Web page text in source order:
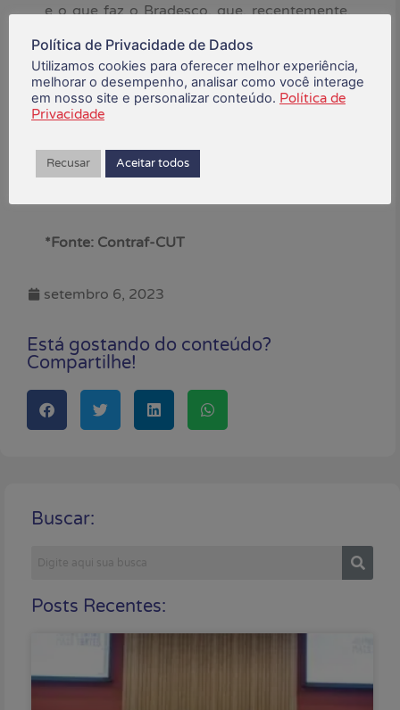
e o que faz o Bradesco, que, recentemente,
afirmando não poder ser imposta qualquer
restrição ao acesso ao que chamou de
atendimento convencional, ou seja, aos
caixas humanos.
“O banco ficou de reforçar a orientação”,
disse Leuver.
*Fonte: Contraf-CUT
setembro 6, 2023
Está gostando do conteúdo?
Compartilhe!
Buscar:
Posts Recentes:
Política de Privacidade de Dados
Utilizamos cookies para oferecer melhor experiência,
melhorar o desempenho, analisar como você interage
em nosso site e personalizar conteúdo. Política de
Privacidade
Recusar Aceitar todos